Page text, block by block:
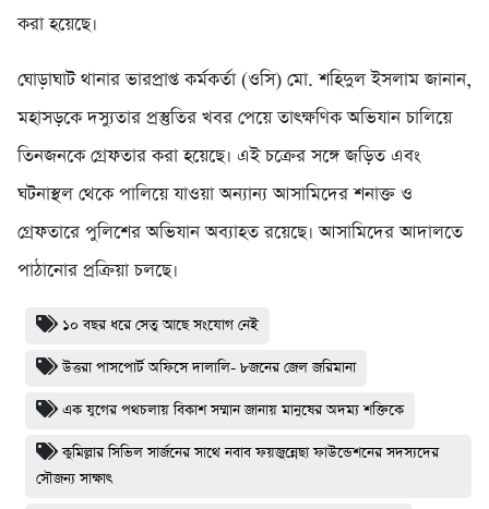
করা হয়েছে।
ঘোড়াঘাট থানার ভারপ্রাপ্ত কর্মকর্তা (ওসি) মো. শহিদুল ইসলাম জানান,
মহাসড়কে দস্যুতার প্রস্তুতির খবর পেয়ে তাৎক্ষণিক অভিযান চালিয়ে
তিনজনকে গ্রেফতার করা হয়েছে। এই চক্রের সঙ্গে জড়িত এবং
ঘটনাস্থল থেকে পালিয়ে যাওয়া অন্যান্য আসামিদের শনাক্ত ও
গ্রেফতারে পুলিশের অভিযান অব্যাহত রয়েছে। আসামিদের আদালতে
পাঠানোর প্রক্রিয়া চলছে।
১০ বছর ধরে সেতু আছে সংযোগ নেই
উত্তরা পাসপোর্ট অফিসে দালালি- ৮জনের জেল জরিমানা
এক যুগের পথচলায় বিকাশ সম্মান জানায় মানুষের অদম্য শক্তিকে
কুমিল্লার সিভিল সার্জনের সাথে নবাব ফয়জুন্নেছা ফাউন্ডেশনের সদস্যদের
সৌজন্য সাক্ষাৎ